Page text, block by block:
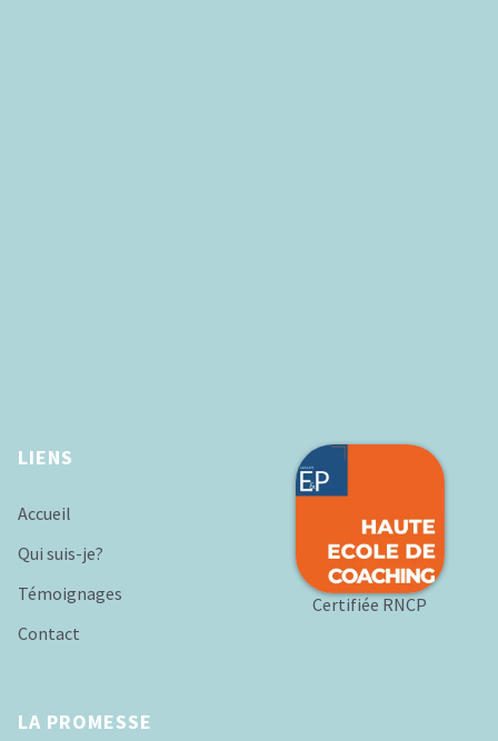
LIENS
Accueil
Qui suis-je?
Témoignages
Contact
Certifiée RNCP
LA PROMESSE